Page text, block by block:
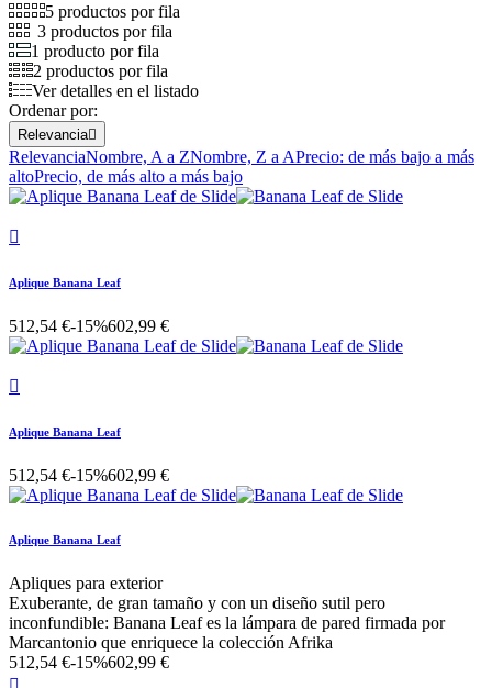
5 productos por fila
3 productos por fila
1 producto por fila
2 productos por fila
Ver detalles en el listado
Ordenar por:
Relevancia
RelevanciaNombre, A a ZNombre, Z a APrecio: de más bajo a más
altoPrecio, de más alto a más bajo

Aplique Banana Leaf
512,54 €-15%602,99 €

Aplique Banana Leaf
512,54 €-15%602,99 €
Aplique Banana Leaf
Apliques para exterior
Exuberante, de gran tamaño y con un diseño sutil pero
inconfundible: Banana Leaf es la lámpara de pared firmada por
Marcantonio que enriquece la colección Afrika
512,54 €-15%602,99 €